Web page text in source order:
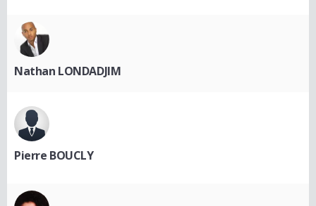
Nathan LONDADJIM
Pierre BOUCLY